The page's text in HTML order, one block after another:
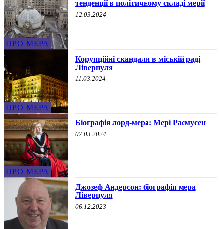
ПРО МЕРА
тенденції в політичному складі мерії
12.03.2024
ПРО МЕРА
Корупційні скандали в міській раді
Ліверпуля
11.03.2024
ПРО МЕРА
Біографія лорд-мера: Мері Расмусен
07.03.2024
Джозеф Андерсон: біографія мера
Ліверпуля
06.12.2023